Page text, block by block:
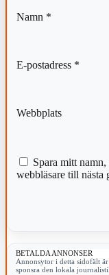
Namn *
E-postadress *
Webbplats
Spara mitt
webbläsare till nästa
BETALDA ANNONSER
Annonsytor i detta sidofält
sponsra den lokala